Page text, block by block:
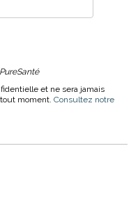
et ne sera jamais
moment. Consultez notre